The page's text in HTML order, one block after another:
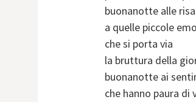
buonanotte alle
a quelle piccole
che si porta via
la bruttura della
buonanotte ai
che hanno paura di